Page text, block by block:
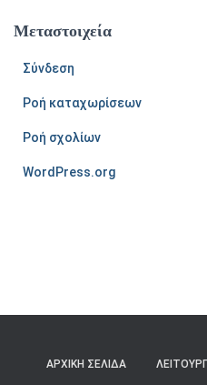
Μεταστοιχεία
Σύνδεση
Ροή καταχωρίσεων
Ροή σχολίων
WordPress.org
ΑΡΧΙΚΉ ΣΕΛΊΔΑ